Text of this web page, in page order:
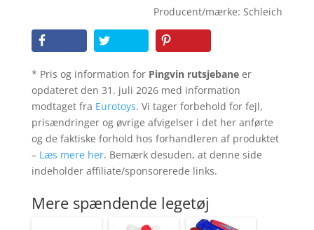
Producent/mærke: Schleich
* Pris og information for Pingvin rutsjebaneer
opdateret den 31. juli 2026 med information
modtaget fra Eurotoys. Vi tager forbehold for fejl,
prisændringer og øvrige afvigelser i det her anførte
og de faktiske forhold hos forhandleren af produktet
– Læs mere her. Bemærk desuden, at denne side
indeholder affiliate/sponsorerede links.
Mere spændende legetøj